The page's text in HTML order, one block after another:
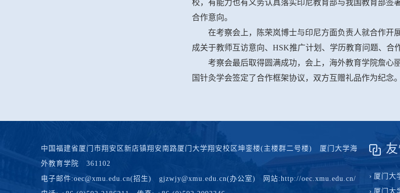
校，有能力也有义务认真落实印尼教育部与我国教育部签
合作意向。
在考察会上，陈荣岚博士与印尼方面负责人就合作开
成关于教师互访意向、HSK推广计划、学历教育问题、合
考察会最后取得圆满成功，会上，海外教育学院詹心
国针灸学会签定了合作框架协议，双方互赠礼品作为纪念。
厦门大
厦门大
中国福建省厦门市翔安区新店镇翔安南路厦门大学翔安校区坤銮楼(主楼群二号楼) 厦门大学海
外教育学院 361102
电子邮件:oec@xmu.edu.cn(招生) gjzwjy@xmu.edu.cn(办公室) 网站:http://oec.xmu.edu.cn/